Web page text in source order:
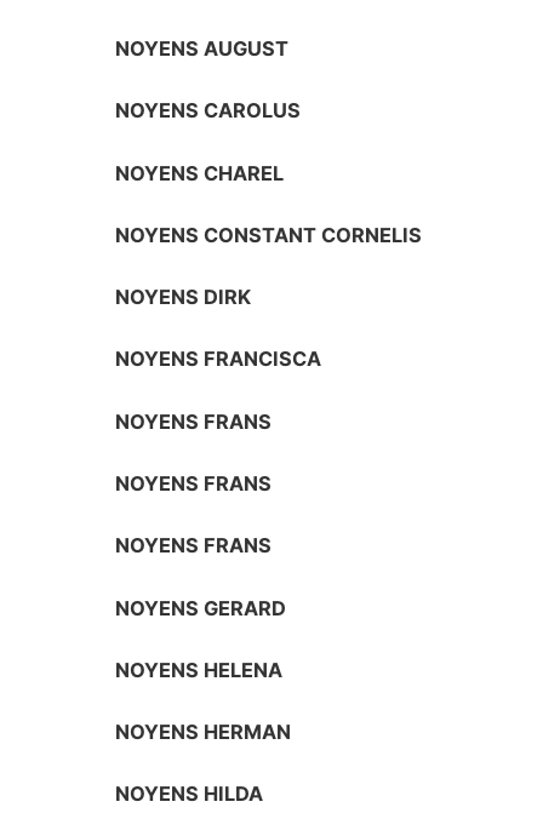
NOYENS AUGUST
NOYENS CAROLUS
NOYENS CHAREL
NOYENS CONSTANT CORNELIS
NOYENS DIRK
NOYENS FRANCISCA
NOYENS FRANS
NOYENS FRANS
NOYENS FRANS
NOYENS GERARD
NOYENS HELENA
NOYENS HERMAN
NOYENS HILDA